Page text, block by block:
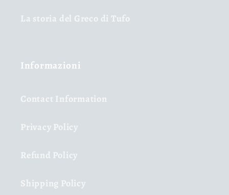
La storia del Greco di Tufo
Informazioni
Contact Information
Privacy Policy
Refund Policy
Shipping Policy